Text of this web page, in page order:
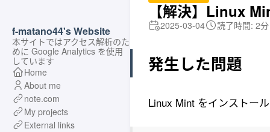
f-matano44's Website
本サイトではアクセス解析のた
めに Google Analytics を使用
しています
Home
About me
note.com
My projects
External links
【解決】Linux
2025-03-04 読了時間: 2分
発生した問題
Linux Mint をインストー